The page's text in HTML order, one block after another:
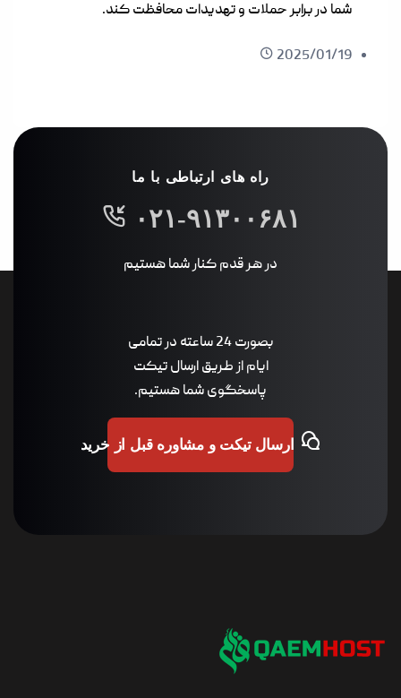
شما در برابر حملات و تهدیدات محافظت کند.
2025/01/19
راه های ارتباطی با ما
۰۲۱-۹۱۳۰۰۶۸۱
در هر قدم کنار شما هستیم
بصورت 24 ساعته در تمامی
ایام از طریق ارسال تیکت
پاسخگوی شما هستیم.
ارسال تیکت و مشاوره قبل از خرید